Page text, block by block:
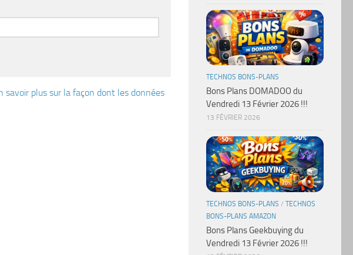
savoir plus sur la façon dont les données
TECHNOS BONS-PLANS
Bons Plans DOMADOO du
Vendredi 13 Février 2026 !!!
13 FÉVRIER 2026
TECHNOS BONS-PLANS / TECHNOS
BONS-PLANS AMAZON
Bons Plans Geekbuying du
Vendredi 13 Février 2026 !!!